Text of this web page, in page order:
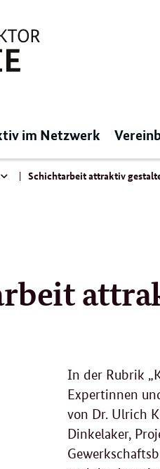
im Netzwerk
Praxisforum
Schichtarbeit attraktiv
In der Rubrik
Expertinnen
von Dr. Ulrich
Dinkelaker,